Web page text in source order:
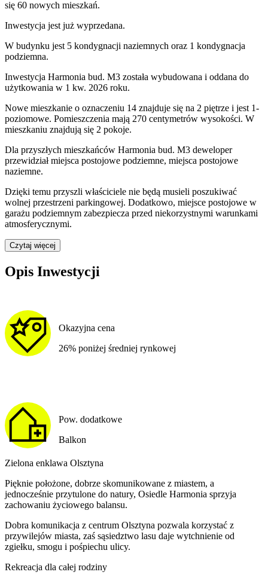
się 60 nowych mieszkań.
Inwestycja jest już wyprzedana.
W budynku jest 5 kondygnacji naziemnych oraz 1 kondygnacja
podziemna.
Inwestycja Harmonia bud. M3 została wybudowana i oddana do
użytkowania w 1 kw. 2026 roku.
Nowe mieszkanie o oznaczeniu 14 znajduje się na 2 piętrze i jest 1-
poziomowe. Pomieszczenia mają 270 centymetrów wysokości. W
mieszkaniu znajdują się 2 pokoje.
Dla przyszłych mieszkańców Harmonia bud. M3 deweloper
przewidziałmiejsca postojowe podziemne, miejsca postojowe
naziemne.
Dzięki temu przyszli właściciele nie będą musieli poszukiwać
wolnej przestrzeni parkingowej. Dodatkowo, miejsce postojowe w
garażu podziemnym zabezpiecza przed niekorzystnymi warunkami
atmosferycznymi.
Czytaj więcej
Opis Inwestycji
Okazyjna cena
26% poniżej średniej rynkowej
Pow. dodatkowe
Balkon
Zielona enklawa Olsztyna
Pięknie położone, dobrze skomunikowane z miastem, a
jednocześnie przytulone do natury, Osiedle Harmonia sprzyja
zachowaniu życiowego balansu.
Dobra komunikacja z centrum Olsztyna pozwala korzystać z
przywilejów miasta, zaś sąsiedztwo lasu daje wytchnienie od
zgiełku, smogu i pośpiechu ulicy.
Rekreacja dla całej rodziny